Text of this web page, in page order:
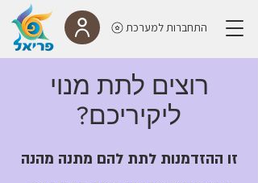
התחברות למערכת
רוצים לתת מנוי
ליקיריכם?
זו ההזדמנות לתת להם מתנה מהנה